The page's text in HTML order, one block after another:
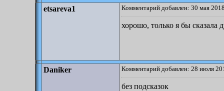
etsareva1 Комментарий добавлен: 30 мая
хорошо, только я бы сказала
Daniker Комментарий добавлен: 28 июля
без подсказок